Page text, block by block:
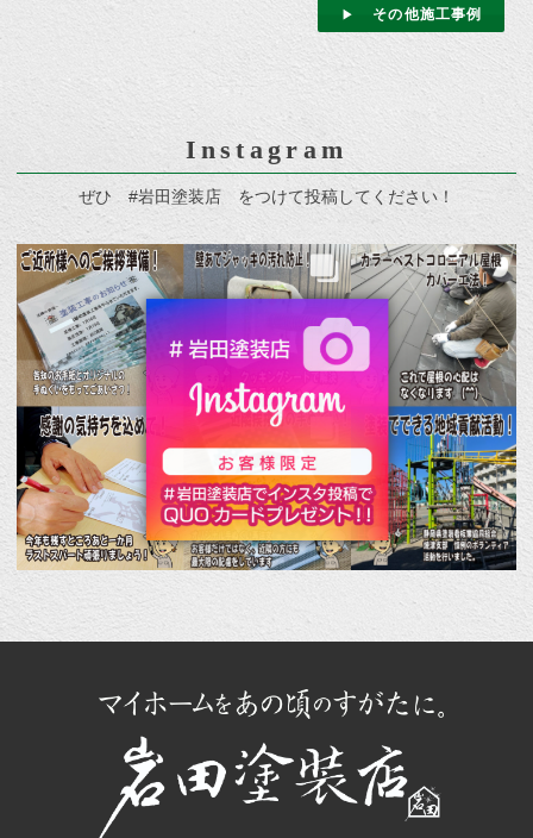
その他施工事例
Instagram
ぜひ #岩田塗装店 をつけて投稿してください！